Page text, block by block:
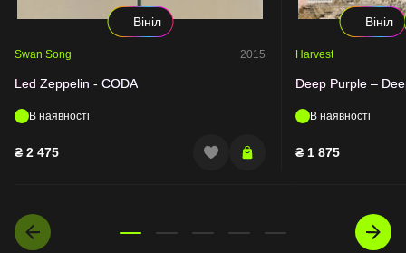
Вініл
Swan Song 2015
Led Zeppelin - CODA
В наявності
₴ 2 475
Вініл
Harvest
Deep Purple –
В наявності
₴ 1 875